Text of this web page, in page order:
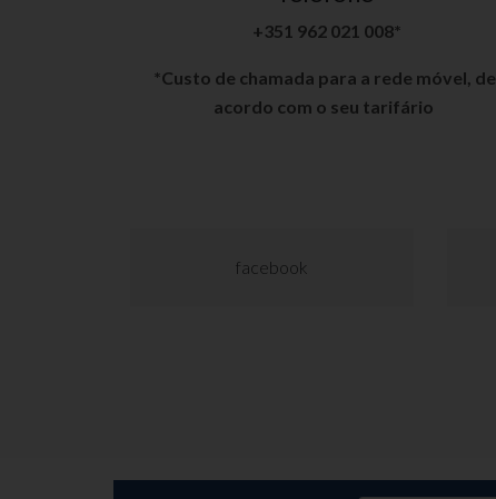
+351 962 021 008*
*Custo de chamada para a rede móvel, de
acordo com o seu tarifário
facebook